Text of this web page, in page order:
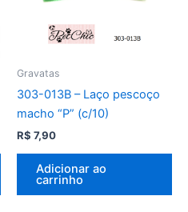
Gravatas
303-013B – Laço pescoço
macho “P” (c/10)
R$ 7,90
Adicionar ao
carrinho